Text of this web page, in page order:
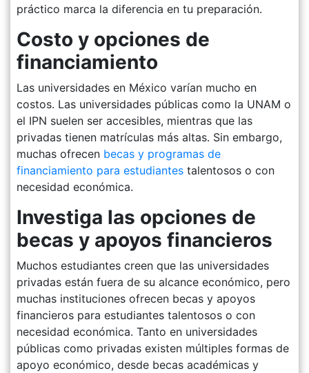
práctico marca la diferencia en tu preparación.
Costo y opciones de
financiamiento
Las universidades en México varían mucho en
costos. Las universidades públicas como la UNAM o
el IPN suelen ser accesibles, mientras que las
privadas tienen matrículas más altas. Sin embargo,
muchas ofrecen becas y programas de
financiamiento para estudiantestalentosos o con
necesidad económica.
Investiga las opciones de
becas y apoyos financieros
Muchos estudiantes creen que las universidades
privadas están fuera de su alcance económico, pero
muchas instituciones ofrecen becas y apoyos
financieros para estudiantes talentosos o con
necesidad económica. Tanto en universidades
públicas como privadas existen múltiples formas de
apoyo económico, desde becas académicas y